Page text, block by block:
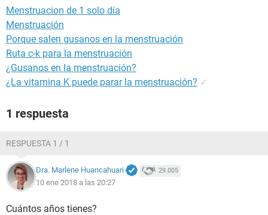
Menstruacion de 1 solo día
Menstruación
Porque salen gusanos en la menstruación
Ruta c-k para la menstruación
¿Gusanos en la menstruación?
¿La vitamina K puede parar la menstruación? ✓
1 respuesta
RESPUESTA 1 / 1
Dra. Marlene Huancahuari 29.005
10 ene 2018 a las 20:27
Cuántos años tienes?